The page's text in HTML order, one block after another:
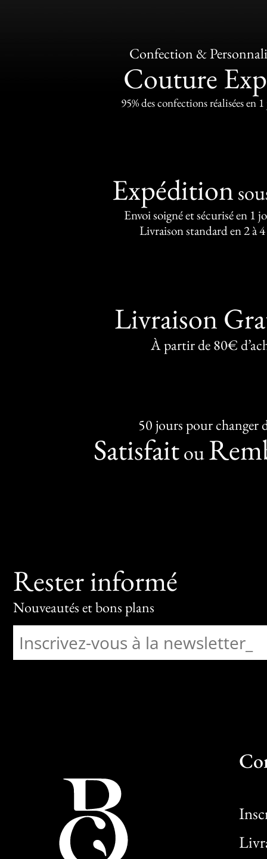
Confection &
Couture
95% des confections réalisées en
Expédition
Envoi soigné et sécurisé en 1
Livraison standard en 2 à
Livraison
À partir de 80€
50 jours pour changer
Satisfaitou
Rester informé
Nouveautés et bons plans